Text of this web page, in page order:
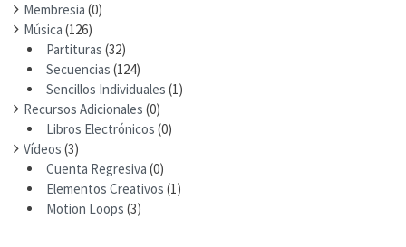
Membresia (0)
Música (126)
Partituras (32)
Secuencias (124)
Sencillos Individuales (1)
Recursos Adicionales (0)
Libros Electrónicos (0)
Vídeos (3)
Cuenta Regresiva (0)
Elementos Creativos (1)
Motion Loops (3)